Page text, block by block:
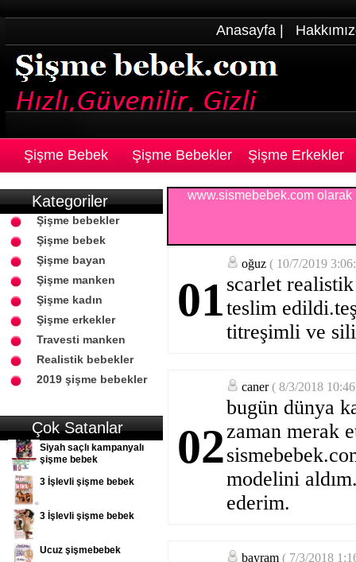
Anasayfa
Şişme Bebek Şişme Bebekler Şişme Erkekler
Kategoriler
Şişme bebekler
Şişme bebek
Şişme bayan
Şişme manken
Şişme kadın
Şişme erkekler
Travesti manken
Realistik bebekler
2019 şişme bebekler
Çok Satanlar
Siyah saçlı kampanyalı
şişme bebek
3 İşlevli şişme bebek
3 İşlevli şişme bebek
Ucuz şişmebebek
www.sismebebek.com
01
oğuz ( 10/7/2019
scarlet
teslim
titreşimli ve
02
caner ( 8/3/2018
bugün dünya
zaman merak
modelini
ederim.
bayram ( 7/3/2018